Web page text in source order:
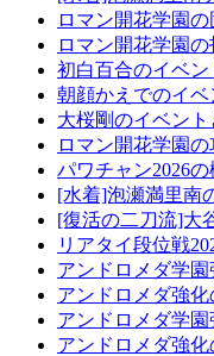
ロマン開花学園
ロマン開花学園
初白百合のイベン
朝顔かえでのイベ
大桜剛のイベント
ロマン開花学園
パワチャン2026
[水着]泡瀬満里南
[復活の二刀流]大
リアタイ段位戦
アンドロメダ学
アンドロメダ強
アンドロメダ学
アンドロメダ強